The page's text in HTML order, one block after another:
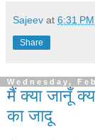
Sajeev at 6:31 PM
Share
Wednesday,
मैं क्या जानूँ
का जादू